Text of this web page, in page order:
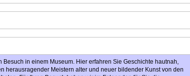
Besuch in einem Museum. Hier erfahren Sie Geschichte hautnah,
herausragender Meistern alter und neuer bildender Kunst von den